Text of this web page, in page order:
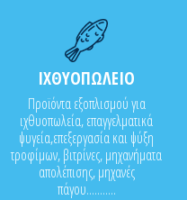
ΙΧΘΥΟΠΩΛΕΙΟ
Προϊόντα εξοπλισμού για
ιχθυοπωλεία, επαγγελματικά
ψυγεία,επεξεργασία και ψύξη
τροφίμων, βιτρίνες, μηχανήματα
απολέπισης, μηχανές
πάγου...........